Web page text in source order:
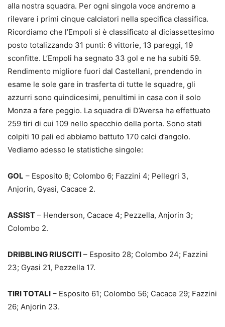
alla nostra squadra. Per ogni singola voce andremo a
rilevare i primi cinque calciatori nella specifica classifica.
Ricordiamo che l’Empoli si è classificato al diciassettesimo
posto totalizzando 31 punti: 6 vittorie, 13 pareggi, 19
sconfitte. L’Empoli ha segnato 33 gol e ne ha subiti 59.
Rendimento migliore fuori dal Castellani, prendendo in
esame le sole gare in trasferta di tutte le squadre, gli
azzurri sono quindicesimi, penultimi in casa con il solo
Monza a fare peggio. La squadra di D’Aversa ha effettuato
259 tiri di cui 109 nello specchio della porta. Sono stati
colpiti 10 pali ed abbiamo battuto 170 calci d’angolo.
Vediamo adesso le statistiche singole:
GOL – Esposito 8; Colombo 6; Fazzini 4; Pellegri 3,
Anjorin, Gyasi, Cacace 2.
ASSIST – Henderson, Cacace 4; Pezzella, Anjorin 3;
Colombo 2.
DRIBBLING RIUSCITI – Esposito 28; Colombo 24; Fazzini
23; Gyasi 21, Pezzella 17.
TIRI TOTALI – Esposito 61; Colombo 56; Cacace 29; Fazzini
26; Anjorin 23.